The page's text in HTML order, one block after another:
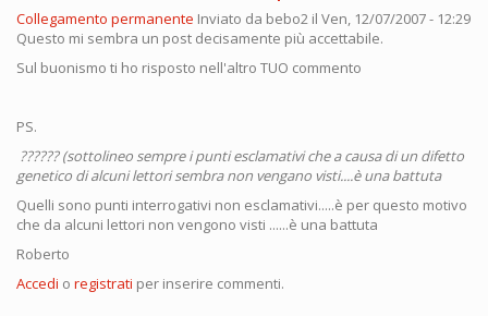
Collegamento permanente Inviato da bebo2 il Ven, 12/07/2007 - 12:29
Questo mi sembra un post decisamente più accettabile.
Sul buonismo ti ho risposto nell'altro TUO commento
PS.
?????? (sottolineo sempre i punti esclamativi che a causa di un difetto
genetico di alcuni lettori sembra non vengano visti....è una battuta
Quelli sono punti interrogativi non esclamativi.....è per questo motivo
che da alcuni lettori non vengono visti ......è una battuta
Roberto
Accedi o registrati per inserire commenti.